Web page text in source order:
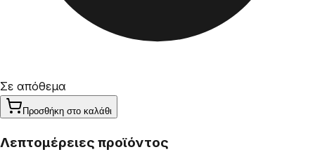
Σε απόθεμα
Προσθήκη στο καλάθι
Λεπτομέρειες προϊόντος